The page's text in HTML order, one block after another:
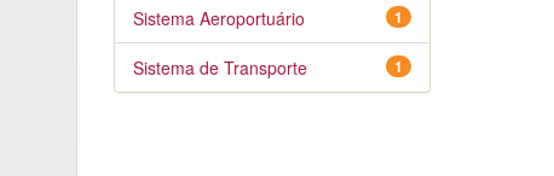
1
Sistema Aeroportuário
1
Sistema de Transporte